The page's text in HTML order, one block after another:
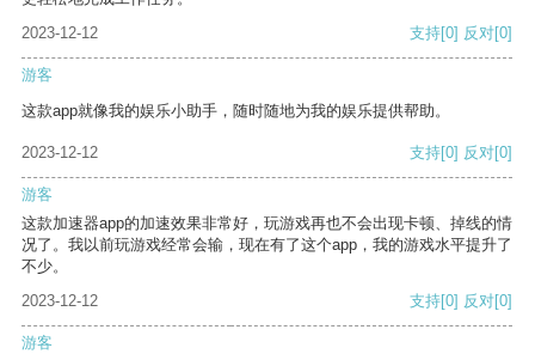
2023-12-12
支持[0] 反对[0]
游客
这款app就像我的娱乐小助手，随时随地为我的娱乐提供帮助。
2023-12-12 支持[0] 反对[0]
游客
这款加速器app的加速效果非常好，玩游戏再也不会出现卡顿、掉线的情
况了。我以前玩游戏经常会输，现在有了这个app，我的游戏水平提升了
不少。
2023-12-12
支持[0] 反对[0]
游客